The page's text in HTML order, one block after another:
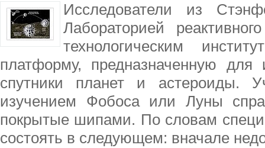
Исследователи из
Лабораторией
технологическим
платформу, предназначенную для
спутники планет и астероиды.
изучением Фобоса или Луны
покрытые шипами. По словам
состоять в следующем: вначале